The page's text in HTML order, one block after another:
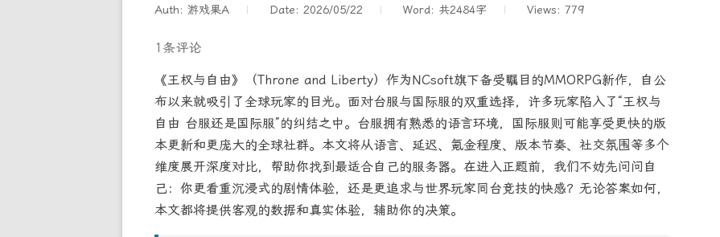
Auth: 游戏果A Date: 2026/05/22 Word: 共2484字 Views: 779
1条评论
《王权与自由》（Throne and Liberty）作为NCsoft旗下备受瞩目的MMORPG新作，自公
布以来就吸引了全球玩家的目光。面对台服与国际服的双重选择，许多玩家陷入了“王权与
自由 台服还是国际服”的纠结之中。台服拥有熟悉的语言环境，国际服则可能享受更快的版
本更新和更庞大的全球社群。本文将从语言、延迟、氪金程度、版本节奏、社交氛围等多个
维度展开深度对比，帮助你找到最适合自己的服务器。在进入正题前，我们不妨先问问自
己：你更看重沉浸式的剧情体验，还是更追求与世界玩家同台竞技的快感？无论答案如何，
本文都将提供客观的数据和真实体验，辅助你的决策。